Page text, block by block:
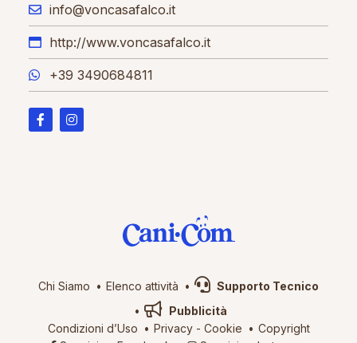
info@voncasafalco.it
http://www.voncasafalco.it
+39 3490684811
Chi Siamo Elenco attività
Supporto Tecnico
Pubblicità
Condizioni d’Uso
Privacy- Cookie
Copyright